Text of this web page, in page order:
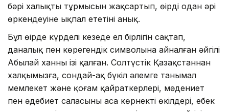
бәрі халықтың тұрмысын жақсартып, өңірдің одан әрі
өркендеуіне ықпал ететіні анық.
Бұл өңірде күрделі кезеңде ел бірлігін сақтап,
даналық пен көрегендік символына айналған әйгілі
Абылай ханның ізі қалған. Солтүстік Қазақстаннан
халқымызға, сондай-ақ бүкіл әлемге танымал
мемлекет және қоғам қайраткерлері, мәдениет
пен әдебиет саласының аса көрнекті өкілдері, еңбек